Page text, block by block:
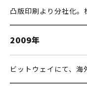
凸版印刷より分社化
2009年
ビットウェイにて、海